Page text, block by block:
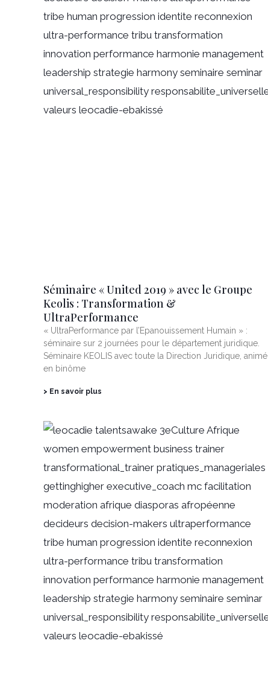
Séminaire « United 2019 » avec le Groupe
Keolis : Transformation &
UltraPerformance
« UltraPerformance par l’Epanouissement Humain » :
séminaire sur 2 journées pour le département juridique.
Séminaire KEOLIS avec toute la Direction Juridique, animé
en binôme
> En savoir plus